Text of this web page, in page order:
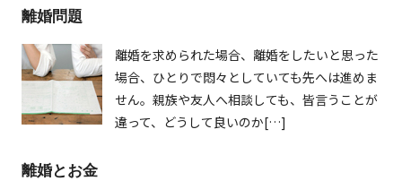
離婚問題
離婚を求められた場合、離婚をしたいと思った
場合、ひとりで悶々としていても先へは進めま
せん。親族や友人へ相談しても、皆言うことが
違って、どうして良いのか[…]
離婚とお金